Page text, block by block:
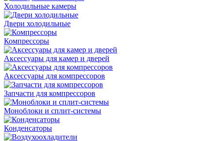
Холодильные камеры
Двери холодильные
Компрессоры
Аксессуары для камер и дверей
Аксессуары для компрессоров
Запчасти для компрессоров
Моноблоки и сплит-системы
Конденсаторы